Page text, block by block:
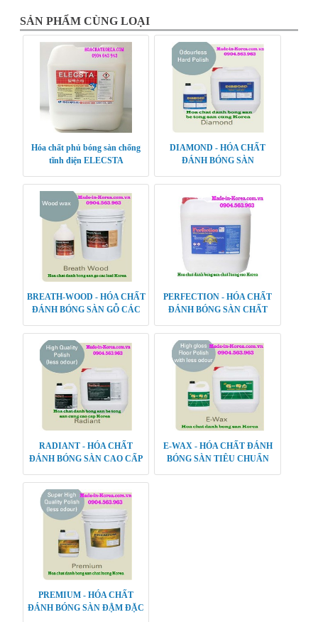
SẢN PHẨM CÙNG LOẠI
Hóa chất phủ bóng sàn chống
tĩnh điện ELECSTA
DIAMOND - HÓA CHẤT
ĐÁNH BÓNG SÀN
BREATH-WOOD - HÓA CHẤT
ĐÁNH BÓNG SÀN GỖ CÁC
PERFECTION - HÓA CHẤT
ĐÁNH BÓNG SÀN CHẤT
RADIANT - HÓA CHẤT
ĐÁNH BÓNG SÀN CAO CẤP
E-WAX - HÓA CHẤT ĐÁNH
BÓNG SÀN TIÊU CHUẨN
PREMIUM - HÓA CHẤT
ĐÁNH BÓNG SÀN ĐẬM ĐẶC